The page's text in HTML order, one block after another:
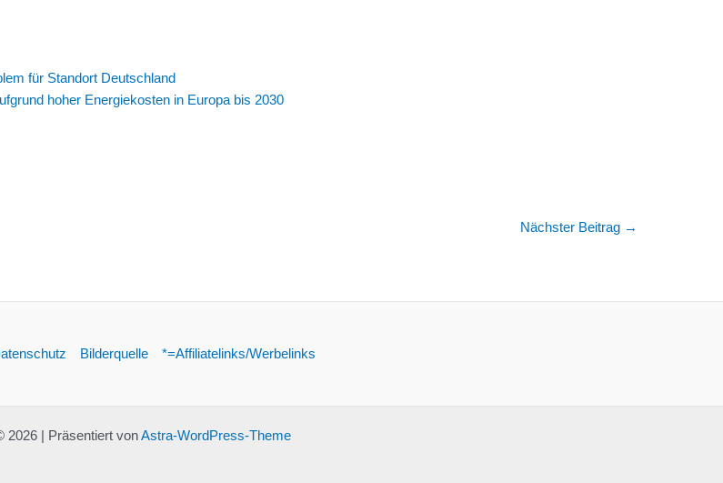
für Standort Deutschland
hoher Energiekosten in Europa bis 2030
Nächster Beitrag →
Bilderquelle *=Affiliatelinks/Werbelinks
2026 | Präsentiert vonAstra-WordPress-Theme